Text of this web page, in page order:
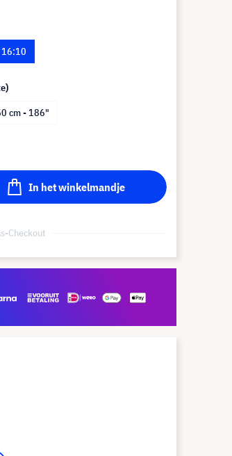
16:10
cm - 186"
In het winkelmandje
Checkout